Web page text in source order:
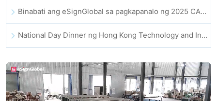
Binabati ang eSignGlobal sa pagkapanalo ng 2025 CAHK STAR Award
National Day Dinner ng Hong Kong Technology and Innovation Community